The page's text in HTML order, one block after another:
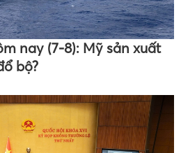
nay (7-8): Mỹ sản xuất
bộ?